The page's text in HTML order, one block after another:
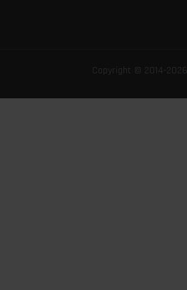
Copyright © 2014-2026